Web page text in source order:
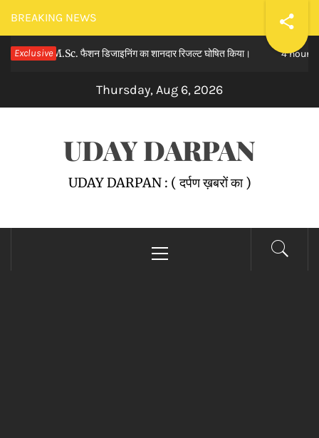
Skip
to
content
BREAKING NEWS
Exclusive
फैशन डिजाइनिंग का शानदार रिजल्ट घोषित किया। 4 hours ago
Thursday, Aug 6, 2026
UDAY DARPAN
UDAY DARPAN : ( दर्पण ख़बरों का )
Menu